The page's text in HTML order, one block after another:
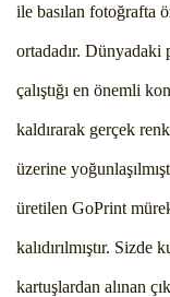
ile basılan fotoğrafta
ortadadır.
çalıştığı en önemli
kaldırarak gerçek renk
üzerine
üretilen GoPrint
kalıdırılmıştır.
kartuşlardan alınan